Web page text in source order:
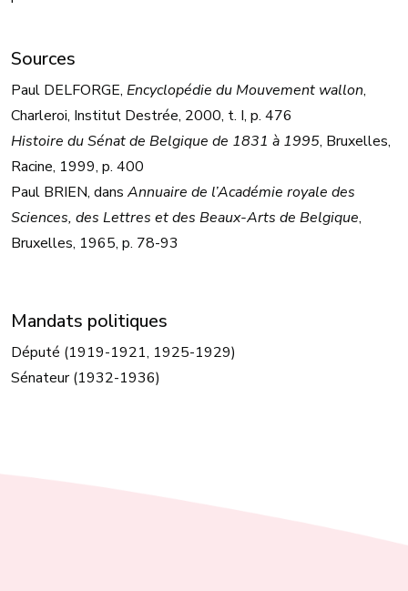
Sources
Paul DELFORGE, Encyclopédie du Mouvement wallon,
Charleroi, Institut Destrée, 2000, t. I, p. 476
Histoire du Sénat de Belgique de 1831 à 1995, Bruxelles,
Racine, 1999, p. 400
Paul BRIEN, dans Annuaire de l’Académie royale des
Sciences, des Lettres et des Beaux-Arts de Belgique,
Bruxelles, 1965, p. 78-93
Mandats politiques
Député (1919-1921, 1925-1929)
Sénateur (1932-1936)